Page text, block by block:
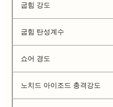
굽힘 강도
굽힘 탄성계수
쇼어 경도
노치드 아이조드 충격강도